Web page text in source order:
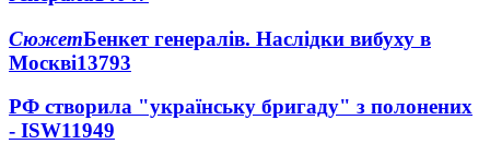
СюжетБенкет генералів. Наслідки вибуху в
Москві13793
РФ створила "українську бригаду" з полонених
- ISW11949